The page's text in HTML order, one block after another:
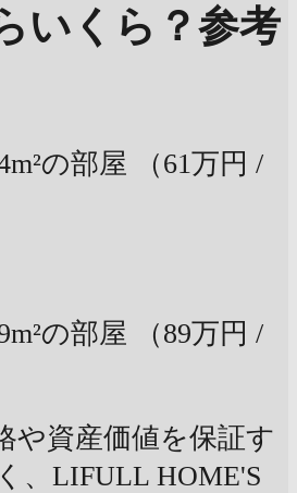
いくら？参考
の部屋
（61万円 /
の部屋
（89万円 /
や資産価値を保証す
、LIFULL HOME'S